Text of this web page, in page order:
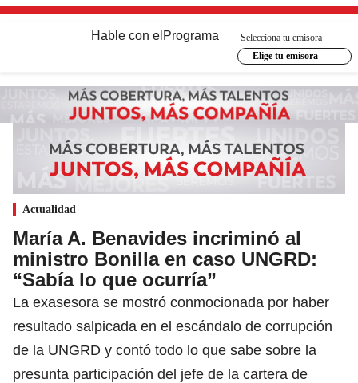
Hable con el Programa
Selecciona tu emisora
Elige tu emisora
Actualidad
María A. Benavides incriminó al
ministro Bonilla en caso UNGRD:
“Sabía lo que ocurría”
La exasesora se mostró conmocionada por haber
resultado salpicada en el escándalo de corrupción
de la UNGRD y contó todo lo que sabe sobre la
presunta participación del jefe de la cartera de